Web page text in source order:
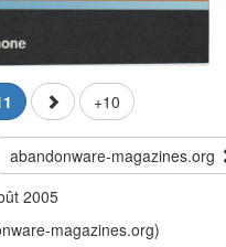
+10
abandonware-magazines.org
2005
magazines.org)